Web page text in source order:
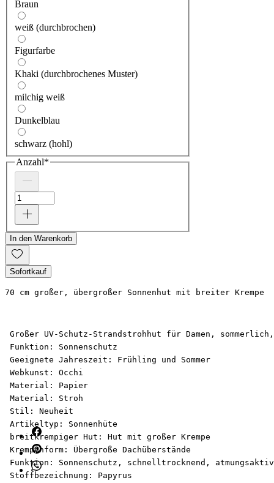
Braun
weiß (durchbrochen)
Figurfarbe
Khaki (durchbrochenes Muster)
milchig weiß
Dunkelblau
schwarz (hohl)
Anzahl*
In den Warenkorb
Sofortkauf
70 cm großer, übergroßer Sonnenhut mit breiter Krempe
Großer UV-Schutz-Strandstrohhut für Damen,
Funktion: Sonnenschutz
Geeignete Jahreszeit: Frühling und Sommer
Webkunst: Occhi
Material: Papier
Material: Stroh
Stil: Neuheit
Artikeltyp: Sonnenhüte
breitkrempiger Hut: Hut mit großer Krempe
Krempenform: Übergroße Dachüberstände
Funktion: Sonnenschutz, schnelltrocknend,
Stoffbezeichnung: Papyrus